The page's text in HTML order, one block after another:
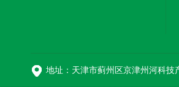
地址：天津市蓟州区京津州河科技